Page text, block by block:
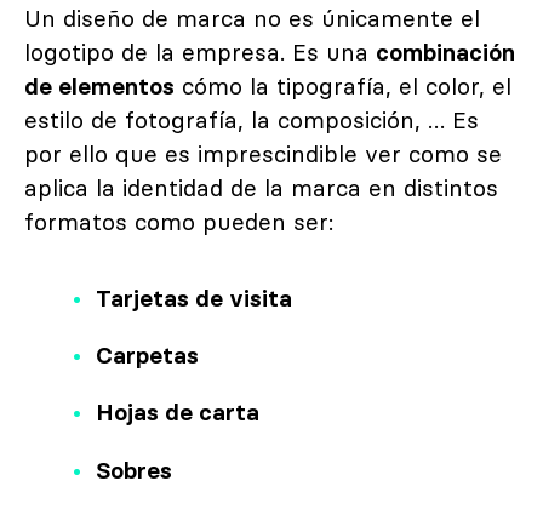
Un diseño de marca no es únicamente el
logotipo de la empresa. Es una combinación
de elementos cómo la tipografía, el color, el
estilo de fotografía, la composición, … Es
por ello que es imprescindible ver como se
aplica la identidad de la marca en distintos
formatos como pueden ser:
Tarjetas de visita
Carpetas
Hojas de carta
Sobres